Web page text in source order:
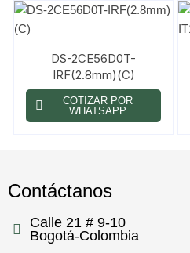
DS-2CE56D0T-
IRF(2.8mm)(C)
COTIZAR POR
WHATSAPP
Contáctanos
Calle 21 # 9-10
Bogotá-Colombia